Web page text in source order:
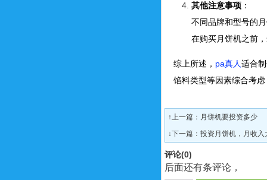
其他注意事项 ：
不同品牌和型号的
在购买月饼机之前
综上所述， pa真人适合
馅料类型等因素综合考
↑上一篇： 月饼机要投资多少
↓下一篇： 投资月饼机，月收入
评论(0)
后面还有条评论，